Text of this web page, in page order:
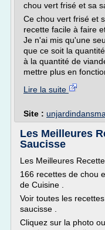
chou vert frisé et sa
Ce chou vert frisé et
recette facile à faire
Je n'ai mis qu'une
que ce soit la
à la quantité de
mettre plus en
Lire la suite
Site :
Les Meilleures
Saucisse
Les Meilleures
166 recettes de chou
de Cuisine .
Voir toutes les
saucisse .
Cliquez sur la photo